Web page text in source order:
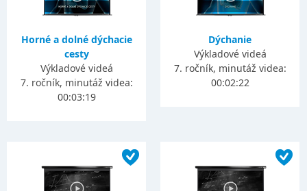
Horné a dolné dýchacie
cesty
Výkladové videá
7. ročník, minutáž videa:
00:03:19
Dýchanie
Výkladové videá
7. ročník, minutáž videa:
00:02:22